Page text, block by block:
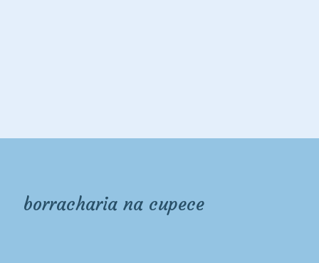
borracharia na cupece